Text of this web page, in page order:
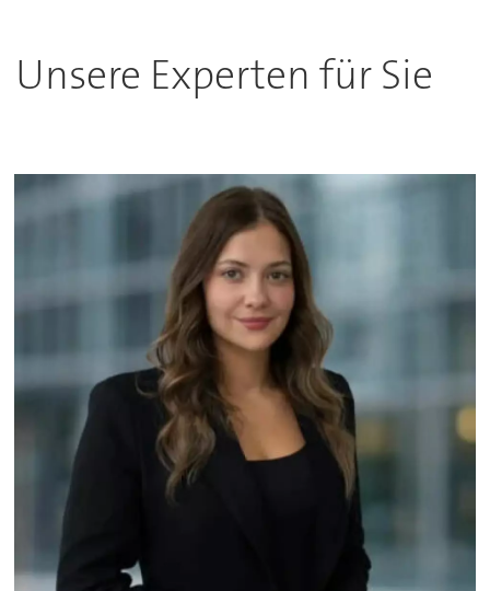
Unsere Experten für Sie